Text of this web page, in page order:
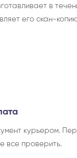
в
его скан-
курьером.
все проверить.